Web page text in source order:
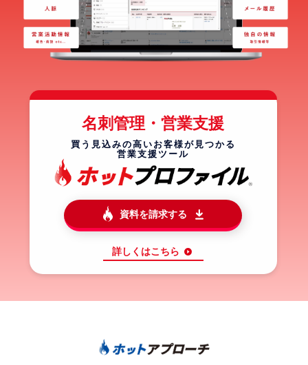
名刺管理・営業支援
買う見込みの高いお客様が見つかる
営業支援ツール
資料を請求する
詳しくはこちら